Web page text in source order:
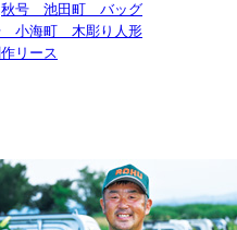
秋号 池田町 バッグ
小海町 木彫り人形
リース